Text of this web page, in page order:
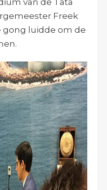
van de Tata
Freek
gong luidde om de